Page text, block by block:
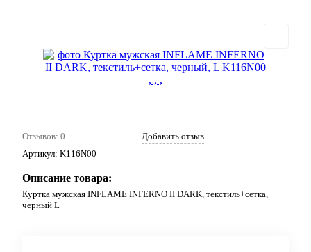
Отзывов: 0
Добавить отзыв
Артикул: K116N00
Описание товара:
Куртка мужская INFLAME INFERNO II DARK, текстиль+сетка,
черный L